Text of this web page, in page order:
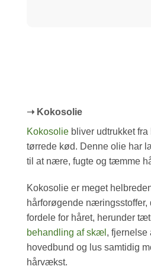
➝ Kokosolie
Kokosolie bliver udtrukket
tørrede kød. Denne olie har
til at nære, fugte og tæmme
Kokosolie er meget
hårforøgende næringsstoffer,
fordele for håret, herunder
behandling af skæl , fjernelse
hovedbund og lus samtidig
hårvækst.